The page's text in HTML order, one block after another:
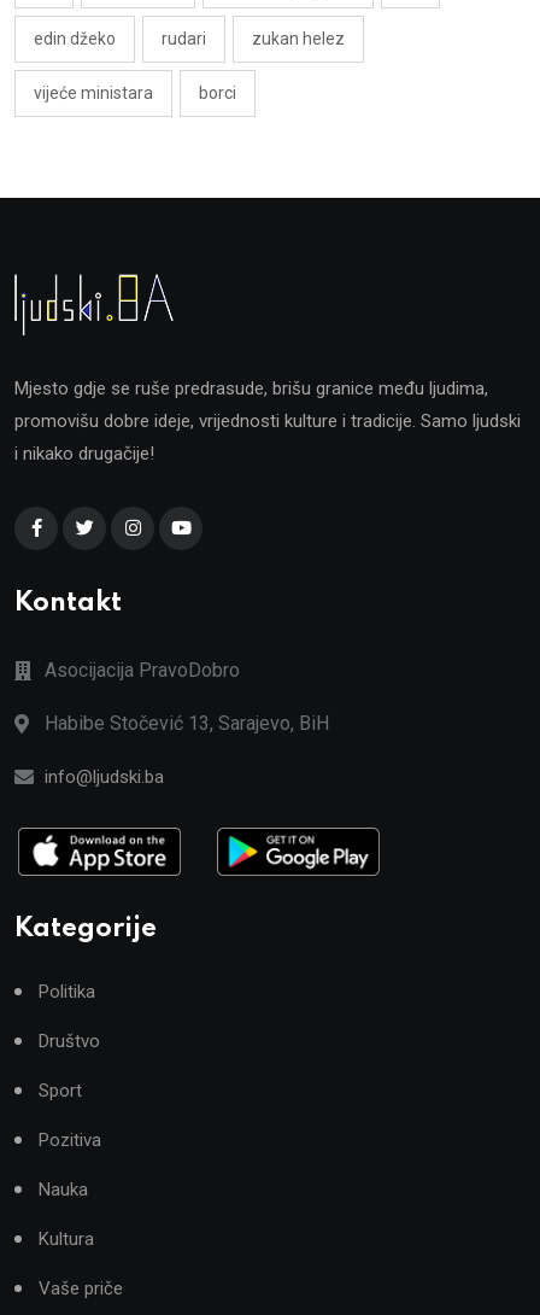
edin džeko rudari zukan helez
vijeće ministara borci
Mjesto gdje se ruše predrasude, brišu granice među ljudima,
promovišu dobre ideje, vrijednosti kulture i tradicije. Samo ljudski
i nikako drugačije!
Kontakt
Asocijacija PravoDobro
Habibe Stočević 13, Sarajevo, BiH
info@ljudski.ba
Kategorije
Politika
Društvo
Sport
Pozitiva
Nauka
Kultura
Vaše priče